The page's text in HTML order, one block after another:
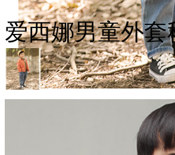
爱西娜男童外套